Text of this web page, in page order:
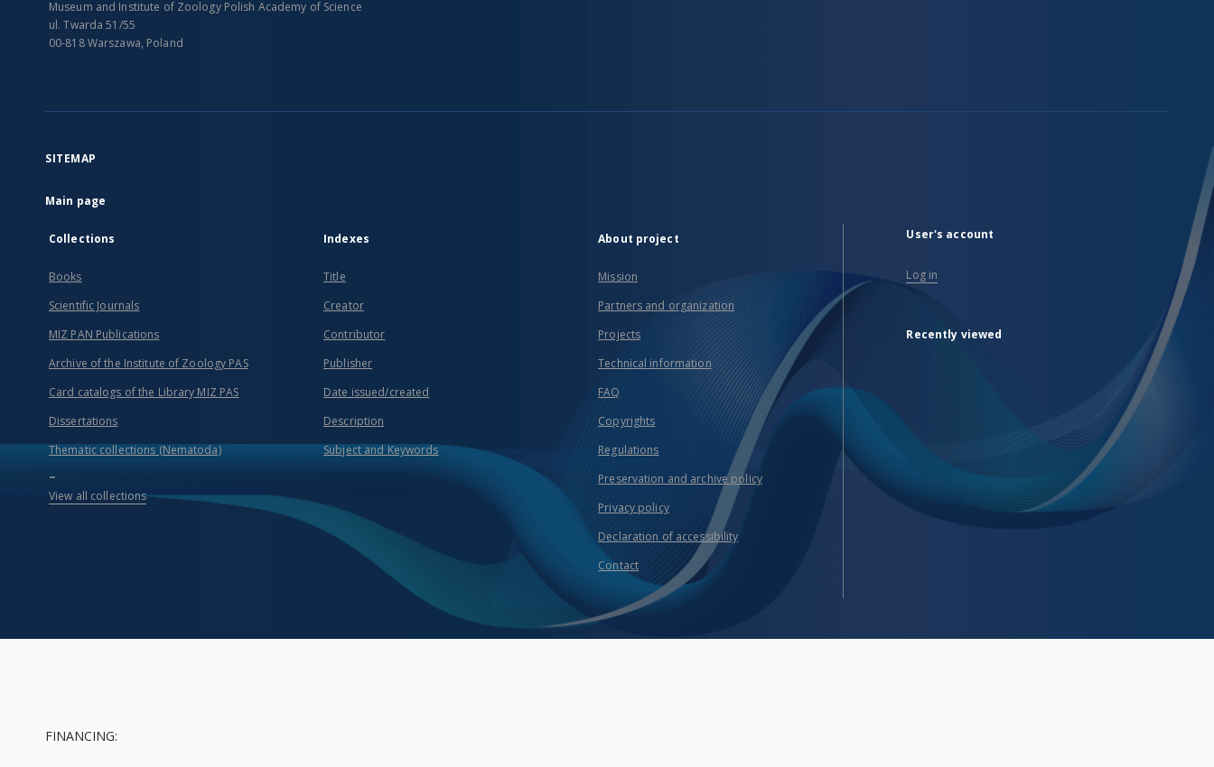
Museum and Institute of Zoology Polish Academy of Science
ul. Twarda 51/55
00-818 Warszawa, Poland
SITEMAP
Main page
Collections
Books
Scientific Journals
MIZ PAN Publications
Archive of the Institute of Zoology PAS
Card catalogs of the Library MIZ PAS
Dissertations
Thematic collections (Nematoda)
...
View all collections
Indexes
Title
Creator
Contributor
Publisher
Date issued/created
Description
Subject and Keywords
About project
Mission
Partners and organization
Projects
Technical information
FAQ
Copyrights
Regulations
Preservation and archive policy
Privacy policy
Declaration of accessibility
Contact
User's account
Log in
Recently viewed
FINANCING: